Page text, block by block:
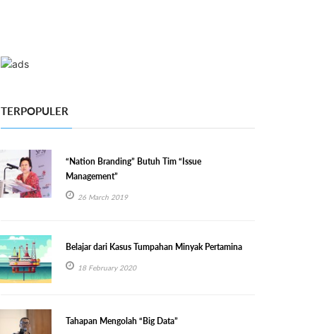
TERPOPULER
“Nation Branding” Butuh Tim “Issue
Management”
26 March 2019
Belajar dari Kasus Tumpahan Minyak Pertamina
18 February 2020
Tahapan Mengolah “Big Data”